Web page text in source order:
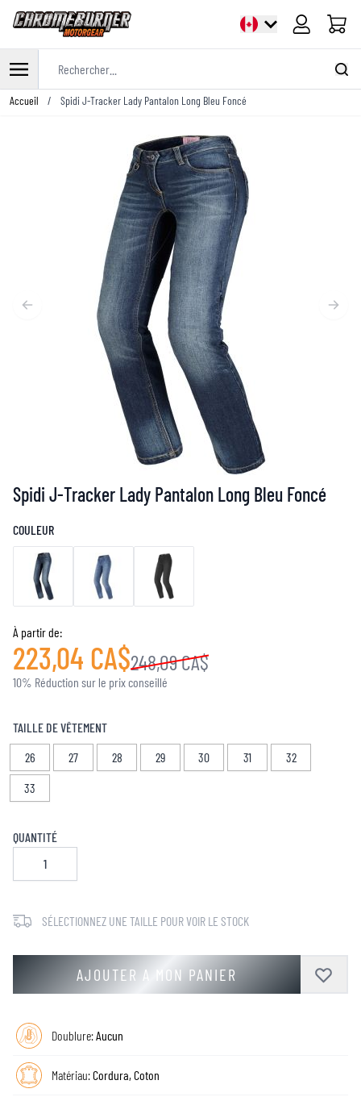
Panier
Allez au contenu
Accueil / Spidi J-Tracker Lady Pantalon Long Bleu Foncé
Spidi J-Tracker Lady Pantalon Long Bleu Foncé
COULEUR
À partir de:
223,04 CA$248,09 CA$
10% Réduction sur le prix conseillé
TAILLE DE VÊTEMENT
26
27 28 29 30 31
32
33
QUANTITÉ
SÉLECTIONNEZ UNE TAILLE POUR VOIR LE STOCK
AJOUTER A MON PANIER
Doublure:Aucun
Matériau:Cordura, Coton